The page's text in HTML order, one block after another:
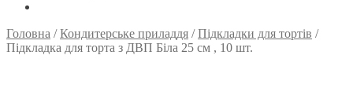
Головна /Кондитерське приладдя /Підкладки для тортів /
Підкладка для торта з ДВП Біла 25 см , 10 шт.